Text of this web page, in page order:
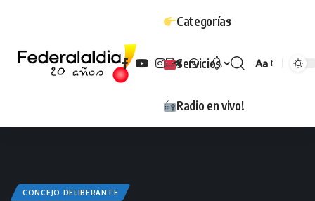
Categorías
Servicios
Radio en vivo!
Tamaño
Aa
CONCEJO DELIBERANTE